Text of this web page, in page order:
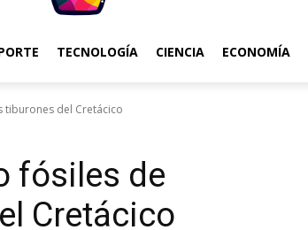
TECNOLOGÍA CIENCIA ECONOMÍA
tiburones del Cretácico
fósiles de
Cretácico